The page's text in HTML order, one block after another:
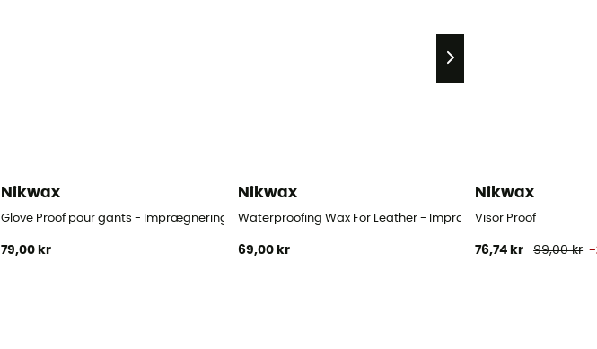
Nikwax
Glove Proof pour gants - Imprægneringsmiddel
79,00 kr
Nikwax
Waterproofing Wax For Leather - Imprægneringsmiddel
69,00 kr
Nikwax
Visor Proof
76,74 kr 99,00 kr -